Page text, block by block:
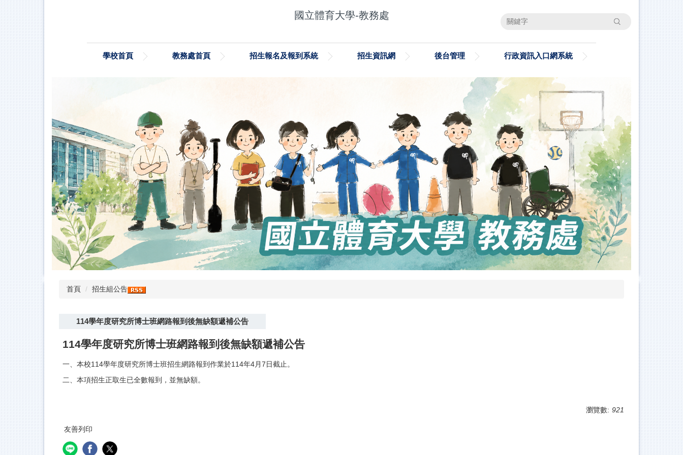
國立體育大學-教務處
搜尋
學校首頁 教務處首頁 招生報名及報到系統 招生資訊網 後台管理 行政資訊入口網系統
首頁 招生組公告
114學年度研究所博士班網路報到後無缺額遞補公告
114學年度研究所博士班網路報到後無缺額遞補公告
一、本校114學年度研究所博士班招生網路報到作業於114年4月7日截止。
二、本項招生正取生已全數報到，並無缺額。
瀏覽數: 921
友善列印